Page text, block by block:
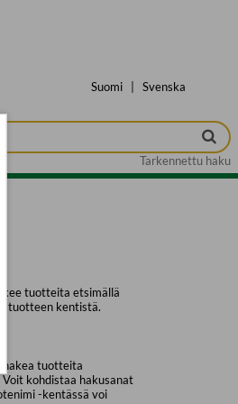
Suomi Svenska
Tarkennettu haku
tuotteita etsimällä
tuotteen kentistä.
hakea tuotteita
kohdistaa hakusanat
-kentässä voi